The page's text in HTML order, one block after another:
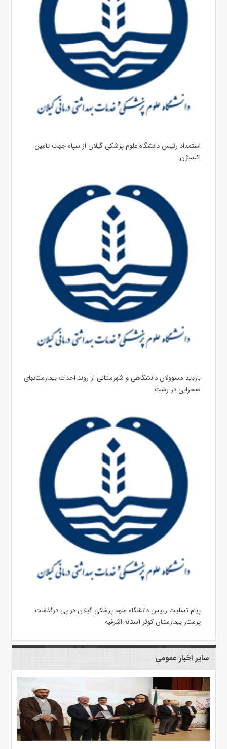
استمداد رئیس دانشگاه علوم پزشکی گیلان از سپاه جهت تامین
اکسیژن
بازدید مسوولان دانشگاهی و شهرستانی از روند احداث بیمارستانهای
صحرایی در رشت
پیام تسلیت رییس دانشگاه علوم پزشکی گیلان در پی درگذشت
پرستار بیمارستان کوثر آستانه اشرفیه
سایر اخبار عمومی